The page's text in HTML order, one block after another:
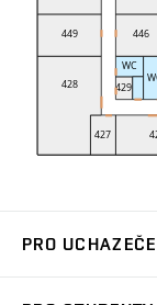
PRO UCHAZEČE